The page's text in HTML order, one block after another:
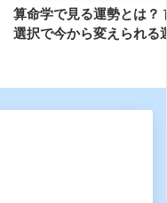
算命学で見る運勢とは？
選択で今から変えられる